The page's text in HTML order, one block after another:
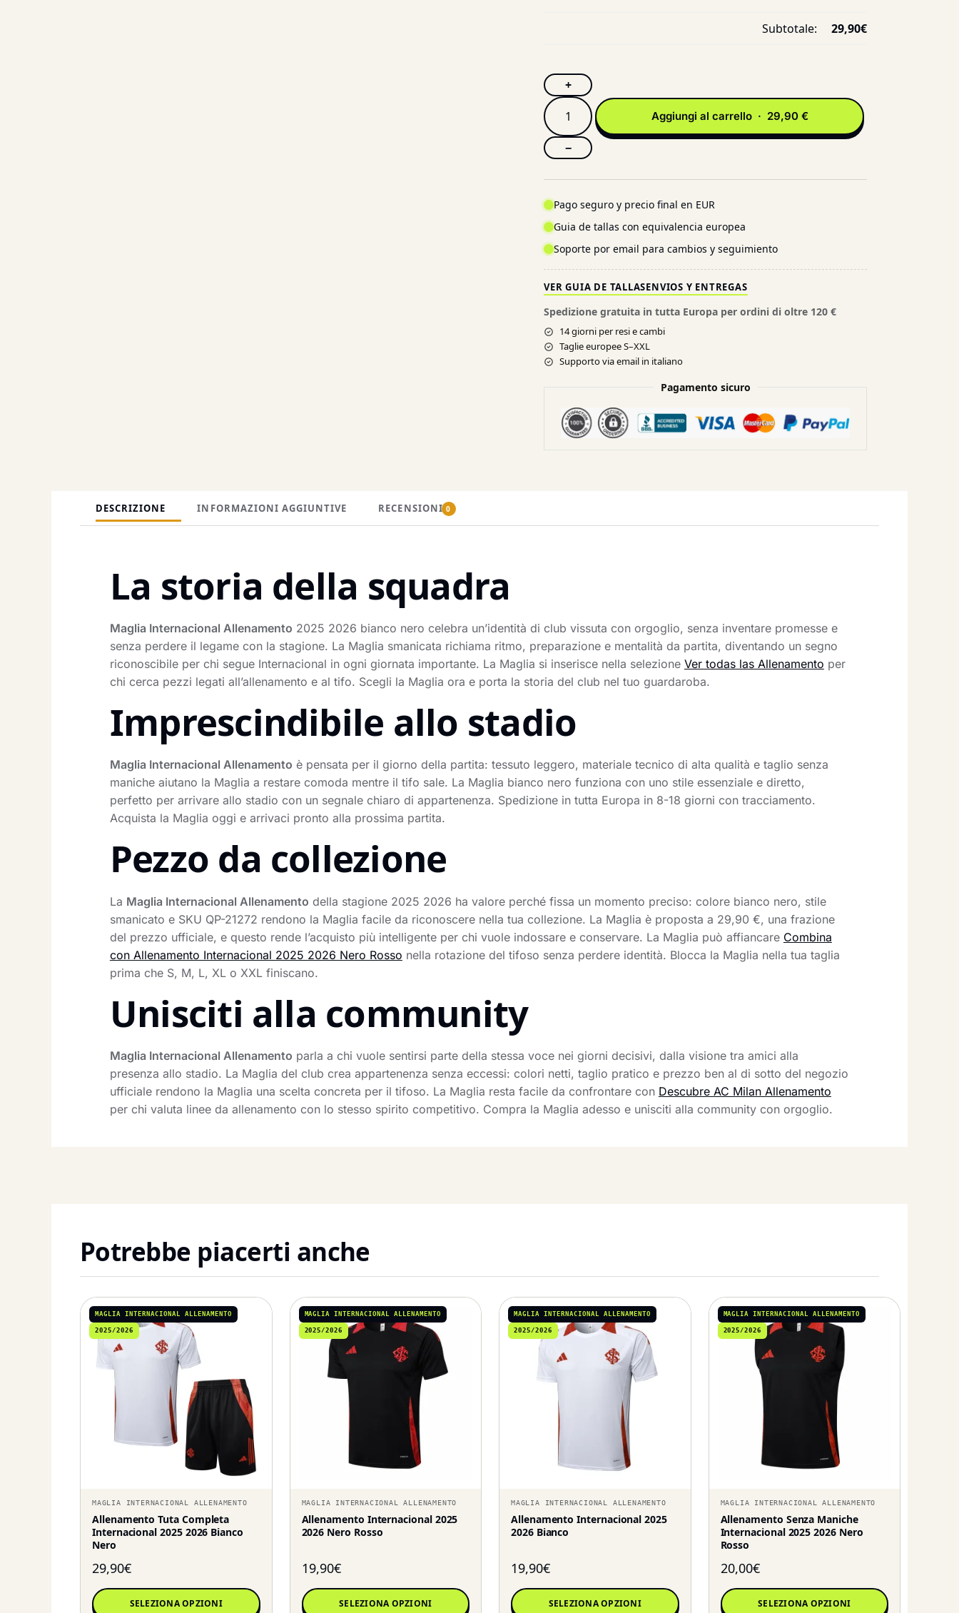
Subtotale: 29,90€
+
−
Aggiungi al carrello · 29,90 €
Pago seguro y precio final en EUR
Guia de tallas con equivalencia europea
Soporte por email para cambios y seguimiento
VER GUIA DE TALLASENVIOS Y ENTREGAS
Spedizione gratuita in tutta Europa per ordini di oltre 120 €
14 giorni per resi e cambi
Taglie europee S–XXL
Supporto via email in italiano
Pagamento sicuro
DESCRIZIONE INFORMAZIONI AGGIUNTIVE RECENSIONI 0
La storia della squadra
Maglia Internacional Allenamento 2025 2026 bianco nero celebra un’identità di club vissuta con orgoglio, senza inventare promesse e
senza perdere il legame con la stagione. La Maglia smanicata richiama ritmo, preparazione e mentalità da partita, diventando un segno
riconoscibile per chi segue Internacional in ogni giornata importante. La Maglia si inserisce nella selezione Ver todas las Allenamento per
chi cerca pezzi legati all’allenamento e al tifo. Scegli la Maglia ora e porta la storia del club nel tuo guardaroba.
Imprescindibile allo stadio
Maglia Internacional Allenamento è pensata per il giorno della partita: tessuto leggero, materiale tecnico di alta qualità e taglio senza
maniche aiutano la Maglia a restare comoda mentre il tifo sale. La Maglia bianco nero funziona con uno stile essenziale e diretto,
perfetto per arrivare allo stadio con un segnale chiaro di appartenenza. Spedizione in tutta Europa in 8-18 giorni con tracciamento.
Acquista la Maglia oggi e arrivaci pronto alla prossima partita.
Pezzo da collezione
La Maglia Internacional Allenamento della stagione 2025 2026 ha valore perché fissa un momento preciso: colore bianco nero, stile
smanicato e SKU QP-21272 rendono la Maglia facile da riconoscere nella tua collezione. La Maglia è proposta a 29,90 €, una frazione
del prezzo ufficiale, e questo rende l’acquisto più intelligente per chi vuole indossare e conservare. La Maglia può affiancare Combina
con Allenamento Internacional 2025 2026 Nero Rosso nella rotazione del tifoso senza perdere identità. Blocca la Maglia nella tua taglia
prima che S, M, L, XL o XXL finiscano.
Unisciti alla community
Maglia Internacional Allenamento parla a chi vuole sentirsi parte della stessa voce nei giorni decisivi, dalla visione tra amici alla
presenza allo stadio. La Maglia del club crea appartenenza senza eccessi: colori netti, taglio pratico e prezzo ben al di sotto del negozio
ufficiale rendono la Maglia una scelta concreta per il tifoso. La Maglia resta facile da confrontare con Descubre AC Milan Allenamento
per chi valuta linee da allenamento con lo stesso spirito competitivo. Compra la Maglia adesso e unisciti alla community con orgoglio.
Potrebbe piacerti anche
MAGLIA INTERNACIONAL ALLENAMENTO
2025/2026
MAGLIA INTERNACIONAL ALLENAMENTO
Allenamento Tuta Completa
Internacional 2025 2026 Bianco
Nero
29,90€
SELEZIONA OPZIONI
MAGLIA INTERNACIONAL ALLENAMENTO
2025/2026
MAGLIA INTERNACIONAL ALLENAMENTO
Allenamento Internacional 2025
2026 Nero Rosso
19,90€
SELEZIONA OPZIONI
MAGLIA INTERNACIONAL ALLENAMENTO
2025/2026
MAGLIA INTERNACIONAL ALLENAMENTO
Allenamento Internacional 2025
2026 Bianco
19,90€
SELEZIONA OPZIONI
MAGLIA INTERNACIONAL ALLENAMENTO
2025/2026
MAGLIA INTERNACIONAL ALLENAMENTO
Allenamento Senza Maniche
Internacional 2025 2026 Nero
Rosso
20,00€
SELEZIONA OPZIONI